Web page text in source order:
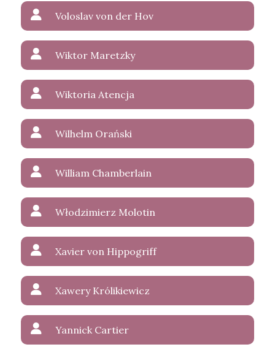
Voloslav von der Hov
Wiktor Maretzky
Wiktoria Atencja
Wilhelm Orański
William Chamberlain
Włodzimierz Molotin
Xavier von Hippogriff
Xawery Królikiewicz
Yannick Cartier